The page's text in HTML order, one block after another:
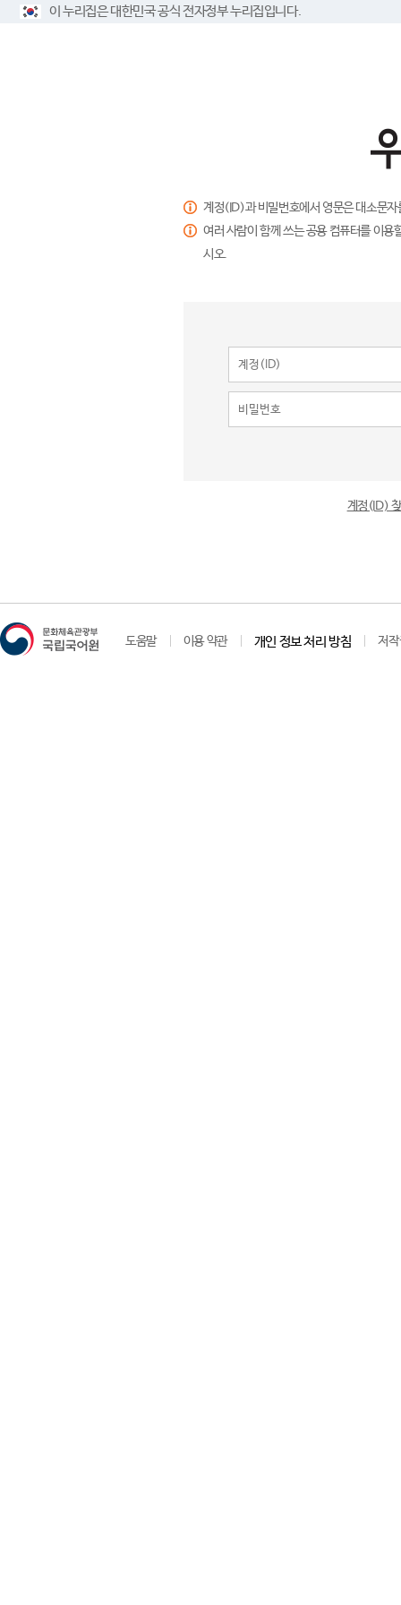
이 누리집은 대한민국 공식 전자정부 누리집입니다.
계정(ID)과 비밀번호에서 영문은 대소문
여러 사람이 함께 쓰는 공용 컴퓨터를 이
시오.
계정(ID)
도움말 이용 약관 개인 정보 처리 방침 저